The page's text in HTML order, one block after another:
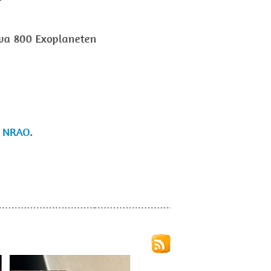
800 Exoplaneten
NRAO.